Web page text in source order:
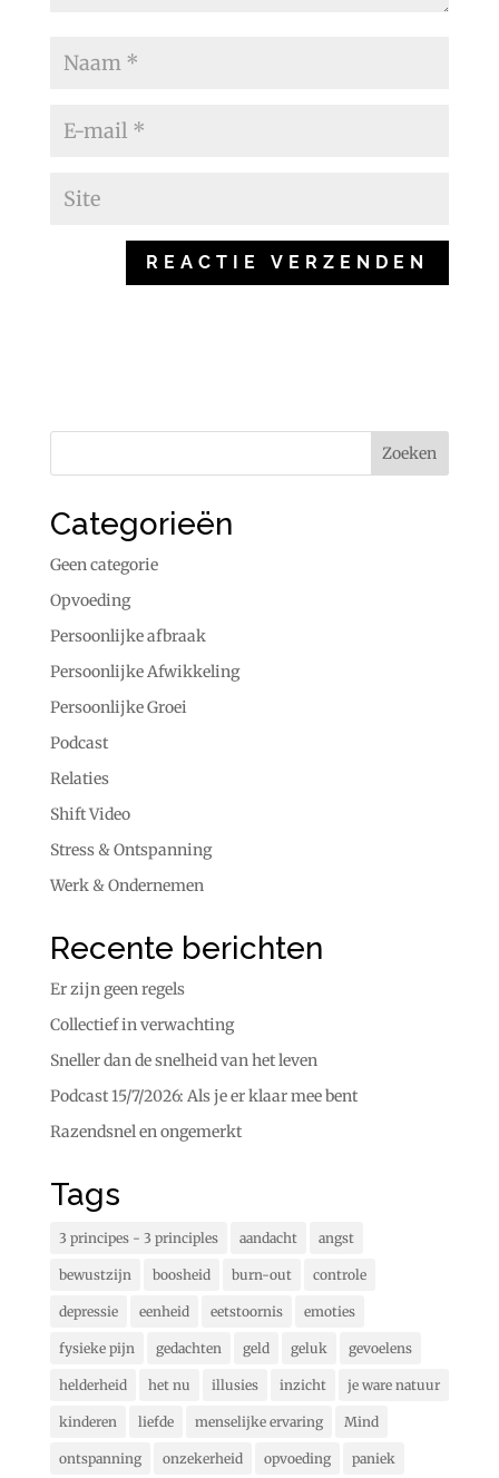
Categorieën
Geen categorie
Opvoeding
Persoonlijke afbraak
Persoonlijke Afwikkeling
Persoonlijke Groei
Podcast
Relaties
Shift Video
Stress & Ontspanning
Werk & Ondernemen
Recente berichten
Er zijn geen regels
Collectief in verwachting
Sneller dan de snelheid van het leven
Podcast 15/7/2026: Als je er klaar mee bent
Razendsnel en ongemerkt
Tags
3 principes - 3 principles aandacht angst
bewustzijn boosheid burn-out controle
depressie eenheid eetstoornis emoties
fysieke pijn gedachten geld geluk gevoelens
helderheid het nu illusies inzicht je ware natuur
kinderen liefde menselijke ervaring Mind
ontspanning onzekerheid opvoeding paniek